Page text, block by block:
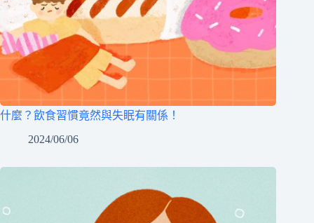
什麼？飲食習慣竟然與失眠有關係！
2024/06/06